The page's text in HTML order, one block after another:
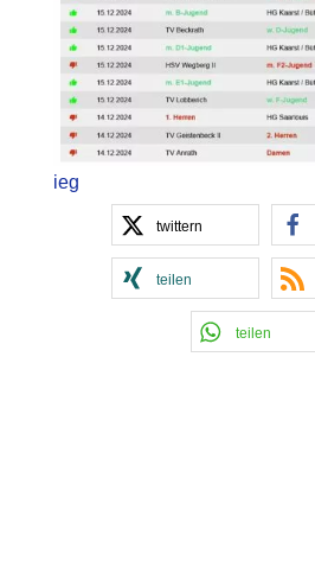
ieg
twittern
teilen
teilen